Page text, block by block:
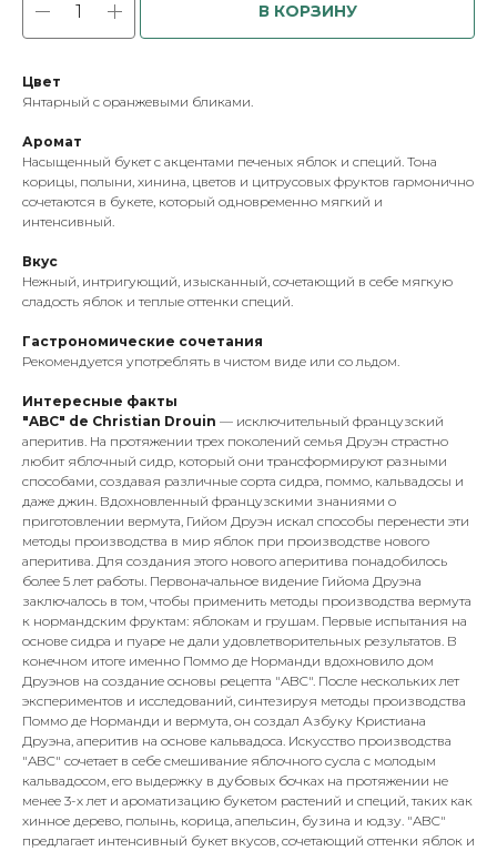
В КОРЗИНУ
Цвет
Янтарный с оранжевыми бликами.
Аромат
Насыщенный букет с акцентами печеных яблок и специй. Тона
корицы, полыни, хинина, цветов и цитрусовых фруктов гармонично
сочетаются в букете, который одновременно мягкий и
интенсивный.
Вкус
Нежный, интригующий, изысканный, сочетающий в себе мягкую
сладость яблок и теплые оттенки специй.
Гастрономические сочетания
Рекомендуется употреблять в чистом виде или со льдом.
Интересные факты
"ABC" de Christian Drouin — исключительный французский
аперитив. На протяжении трех поколений семья Друэн страстно
любит яблочный сидр, который они трансформируют разными
способами, создавая различные сорта сидра, поммо, кальвадосы и
даже джин. Вдохновленный французскими знаниями о
приготовлении вермута, Гийом Друэн искал способы перенести эти
методы производства в мир яблок при производстве нового
аперитива. Для создания этого нового аперитива понадобилось
более 5 лет работы. Первоначальное видение Гийома Друэна
заключалось в том, чтобы применить методы производства вермута
к нормандским фруктам: яблокам и грушам. Первые испытания на
основе сидра и пуаре не дали удовлетворительных результатов. В
конечном итоге именно Поммо де Норманди вдохновило дом
Друэнов на создание основы рецепта "ABC". После нескольких лет
экспериментов и исследований, синтезируя методы производства
Поммо де Норманди и вермута, он создал Азбуку Кристиана
Друэна, аперитив на основе кальвадоса. Искусство производства
"ABC" сочетает в себе смешивание яблочного сусла с молодым
кальвадосом, его выдержку в дубовых бочках на протяжении не
менее 3-х лет и ароматизацию букетом растений и специй, таких как
хинное дерево, полынь, корица, апельсин, бузина и юдзу. "ABC"
предлагает интенсивный букет вкусов, сочетающий оттенки яблок и